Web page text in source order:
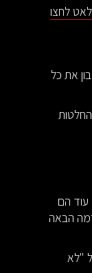
לחצו
את כל
עוד הם
הבאה
"לא